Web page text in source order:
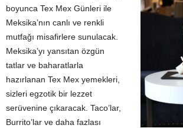
boyunca Tex Mex Günleri ile
Meksika’nın canlı ve renkli
mutfağı misafirlere sunulacak.
Meksika’yı yansıtan özgün
tatlar ve baharatlarla
hazırlanan Tex Mex yemekleri,
sizleri egzotik bir lezzet
serüvenine çıkaracak. Taco’lar,
Burrito’lar ve daha fazlası